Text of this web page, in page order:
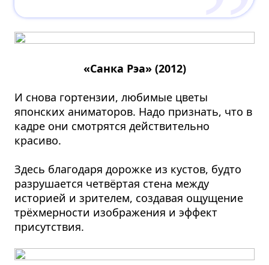
«Санка Рэа» (2012)
И снова гортензии, любимые цветы
японских аниматоров. Надо признать, что в
кадре они смотрятся действительно
красиво.
Здесь благодаря дорожке из кустов, будто
разрушается четвёртая стена между
историей и зрителем, создавая ощущение
трёхмерности изображения и эффект
присутствия.